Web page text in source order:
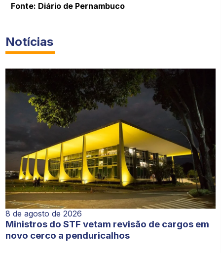
Fonte: Diário de Pernambuco
Notícias
8 de agosto de 2026
Ministros do STF vetam revisão de cargos em
novo cerco a penduricalhos